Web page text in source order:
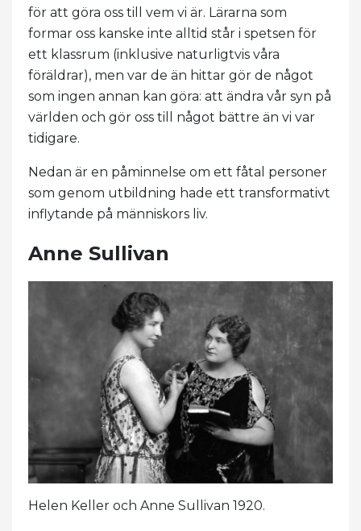
för att göra oss till vem vi är. Lärarna som
formar oss kanske inte alltid står i spetsen för
ett klassrum (inklusive naturligtvis våra
föräldrar), men var de än hittar gör de något
som ingen annan kan göra: att ändra vår syn på
världen och gör oss till något bättre än vi var
tidigare.
Nedan är en påminnelse om ett fåtal personer
som genom utbildning hade ett transformativt
inflytande på människors liv.
Anne Sullivan
Helen Keller och Anne Sullivan 1920.